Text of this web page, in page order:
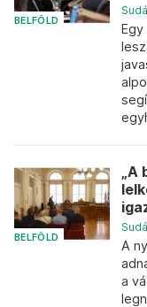
BELFÖLD
BELFÖLD
„A
A
a